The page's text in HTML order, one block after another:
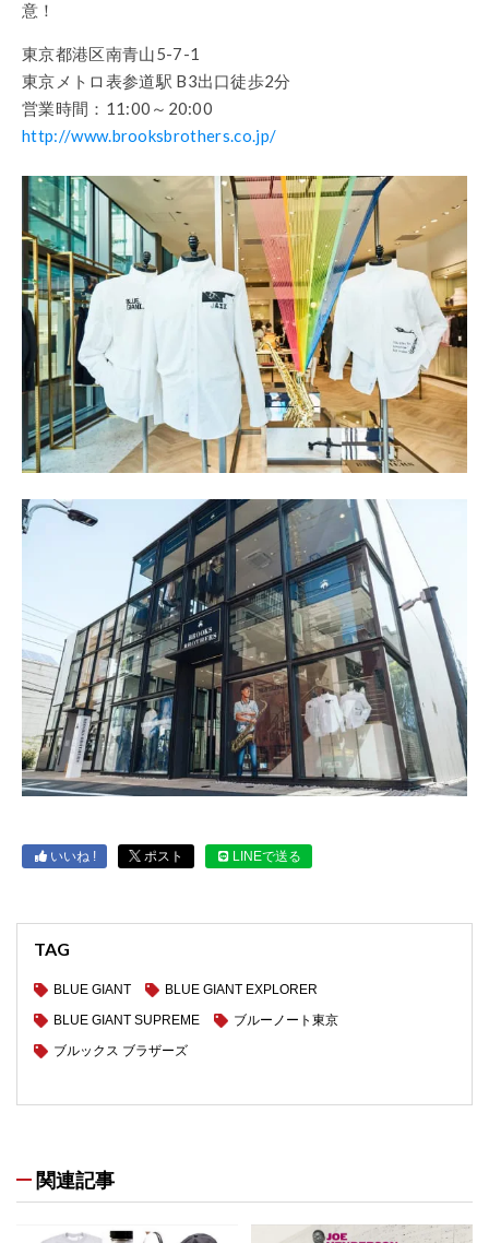
意！
東京都港区南青山5-7-1
東京メトロ表参道駅 B3出口徒歩2分
営業時間：11:00～20:00
http://www.brooksbrothers.co.jp/
いいね ! ポスト LINEで送る
TAG
BLUE GIANT
BLUE GIANT EXPLORER
BLUE GIANT SUPREME
ブルーノート東京
ブルックス ブラザーズ
関連記事